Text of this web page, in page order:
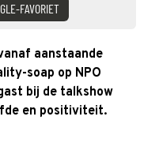
FAVORIET
aanstaande
soap op NPO
bij de talkshow
en positiviteit.